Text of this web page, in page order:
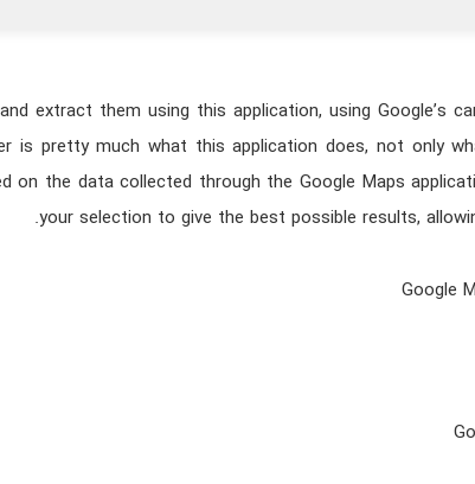
extract them using this application, using
is pretty much what this application does, not only
on the data collected through the Google Maps
your selection to give the best possible results,
Google